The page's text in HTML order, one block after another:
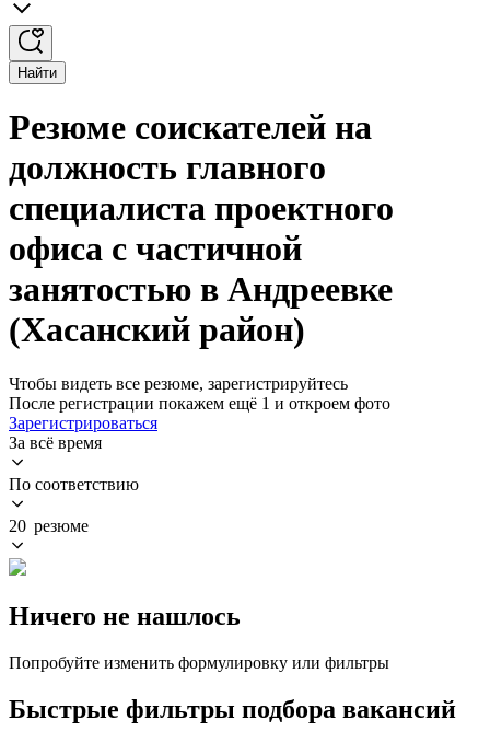
Найти
Резюме соискателей на
должность главного
специалиста проектного
офиса с частичной
занятостью в Андреевке
(Хасанский район)
Чтобы видеть все резюме, зарегистрируйтесь
После регистрации покажем ещё 1 и откроем фото
Зарегистрироваться
За всё время
По соответствию
20 резюме
Ничего не нашлось
Попробуйте изменить формулировку или фильтры
Быстрые фильтры подбора вакансий